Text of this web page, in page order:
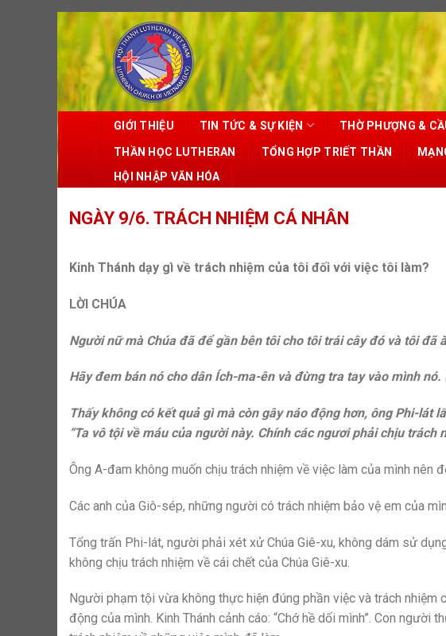
Skip
to
content
GIỚI THIỆU TIN TỨC & SỰ KIỆN THỜ PHƯỢNG &
THẦN HỌC LUTHERAN TỔNG HỢP TRIẾT THẦN
HỘI NHẬP VĂN HÓA
NGÀY 9/6. TRÁCH NHIỆM CÁ NHÂN
Kinh Thánh dạy gì về trách nhiệm của tôi đối với việc tôi làm?
LỜI CHÚA
Người nữ mà Chúa đã để gần bên tôi cho tôi trái cây đó và tôi đã
Hãy đem bán nó cho dân Ích-ma-ên và đừng tra tay vào mình nó.
Thấy không có kết quả gì mà còn gây náo động hơn, ông Phi-lát
“Ta vô tội về máu của người này. Chính các ngươi phải chịu
Ông A-đam không muốn chịu trách nhiệm về việc làm của mình nên
Các anh của Giô-sép, những người có trách nhiệm bảo vệ em của
Tổng trấn Phi-lát, người phải xét xử Chúa Giê-xu, không dám sử
không chịu trách nhiệm về cái chết của Chúa Giê-xu.
Người phạm tội vừa không thực hiện đúng phần việc và trách nhiệm
động của mình. Kinh Thánh cảnh cáo: “Chớ hề dối mình”. Con